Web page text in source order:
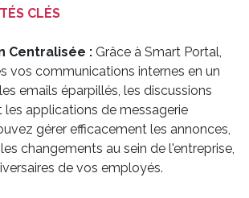
CLÉS
Centralisée : Grâce à Smart Portal,
vos communications internes en un
emails éparpillés, les discussions
les applications de messagerie
gérer efficacement les annonces,
changements au sein de l'entreprise,
de vos employés.